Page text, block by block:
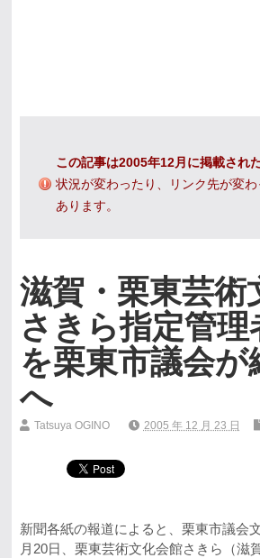
この記事は2005年12月に掲載され
状況が変わったり、リンク先が変
あります。
滋賀・栗東芸術
さきら指定管理
を栗東市議会が
へ
Tatsuya OGINO 2005 年 12 月 23 日
新聞各紙の報道によると、栗東市議会
月20日、栗東芸術文化会館さきら（滋